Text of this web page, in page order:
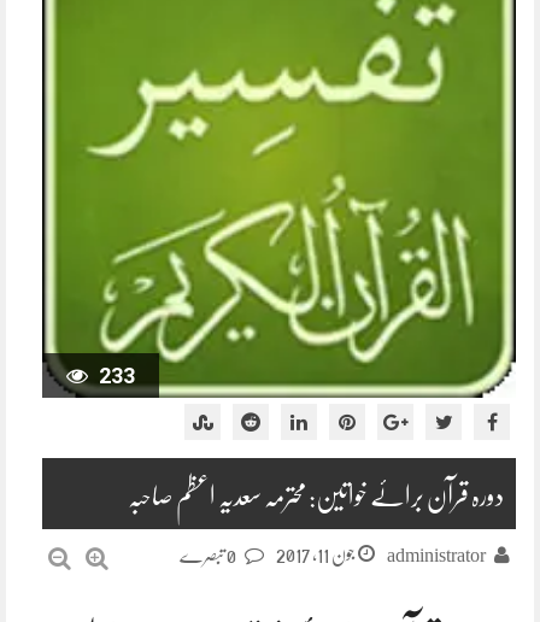
233
دورہ قرآن برائے خواتین: محترمہ سعدیہ اعظم صاحبہ
administrator جون 11, 2017